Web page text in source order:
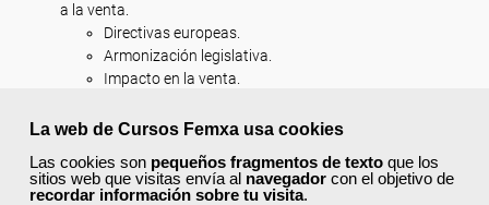
La web de Cursos Femxa usa cookies
Las cookies son pequeños fragmentos de texto que los
sitios web que visitas envía al navegador con el objetivo de
recordar información sobre tu visita.
a la venta.
Directivas europeas.
Armonización legislativa.
Impacto en la venta.
de180 horas.